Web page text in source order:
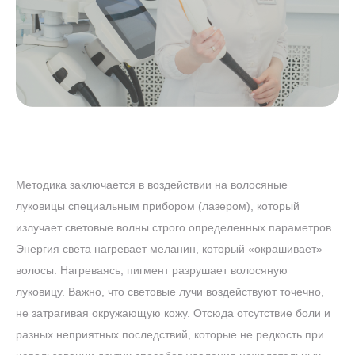
РУКИ
Методика заключается в воздействии на волосяные
луковицы специальным прибором (лазером), который
излучает световые волны строго определенных параметров.
Энергия света нагревает меланин, который «окрашивает»
волосы. Нагреваясь, пигмент разрушает волосяную
луковицу. Важно, что световые лучи воздействуют точечно,
не затрагивая окружающую кожу. Отсюда отсутствие боли и
разных неприятных последствий, которые не редкость при